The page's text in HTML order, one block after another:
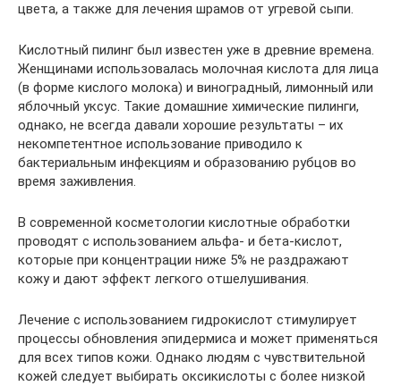
цвета, а также для лечения шрамов от угревой сыпи.
Кислотный пилинг был известен уже в древние времена.
Женщинами использовалась молочная кислота для лица
(в форме кислого молока) и виноградный, лимонный или
яблочный уксус. Такие домашние химические пилинги,
однако, не всегда давали хорошие результаты – их
некомпетентное использование приводило к
бактериальным инфекциям и образованию рубцов во
время заживления.
В современной косметологии кислотные обработки
проводят с использованием альфа- и бета-кислот,
которые при концентрации ниже 5% не раздражают
кожу и дают эффект легкого отшелушивания.
Лечение с использованием гидрокислот стимулирует
процессы обновления эпидермиса и может применяться
для всех типов кожи. Однако людям с чувствительной
кожей следует выбирать оксикислоты с более низкой